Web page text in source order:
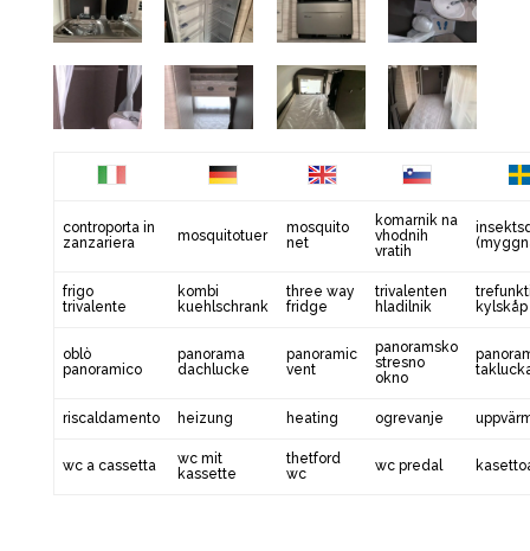
controporta in
zanzariera
mosquitotuer
mosquito
net
komarnik na
vhodnih
vratih
frigo
trivalente
kombi
kuehlschrank
three way
fridge
trivalenten
hladilnik
kylskåp
oblò
panoramico
panorama
dachlucke
panoramic
vent
panoramsko
stresno
okno
riscaldamento heizung heating ogrevanje
wc a cassetta
wc mit
kassette
thetford
wc
wc predal